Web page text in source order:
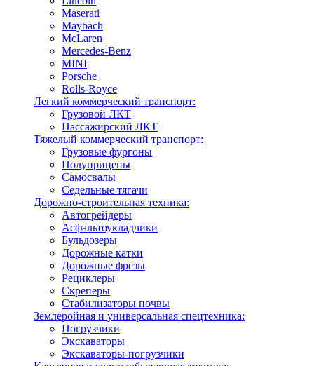
Maserati
Maybach
McLaren
Mercedes-Benz
MINI
Porsche
Rolls-Royce
Легкий коммерческий транспорт:
Грузовой ЛКТ
Пассажирский ЛКТ
Тяжелый коммерческий транспорт:
Грузовые фургоны
Полуприцепы
Самосвалы
Седельные тягачи
Дорожно-строительная техника:
Автогрейдеры
Асфальтоукладчики
Бульдозеры
Дорожные катки
Дорожные фрезы
Рециклеры
Скреперы
Стабилизаторы почвы
Землеройная и универсальная спецтехника:
Погрузчики
Экскаваторы
Экскаваторы-погрузчики